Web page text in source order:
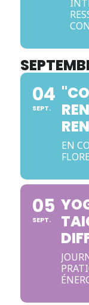
04
SEPT.
EN
05
SEPT.